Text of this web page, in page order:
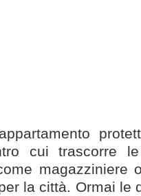
cui trascorre
magazziniere
la città. Ormai le